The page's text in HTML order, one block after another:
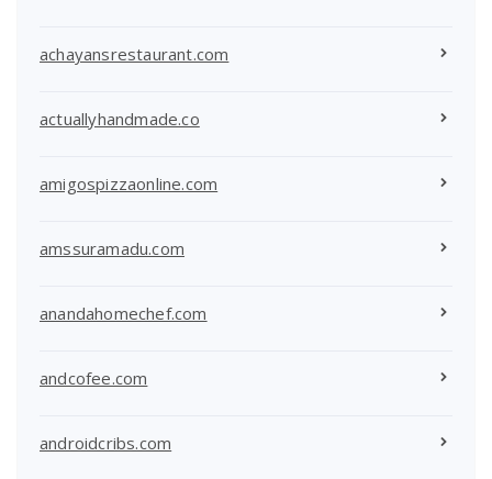
achayansrestaurant.com
actuallyhandmade.co
amigospizzaonline.com
amssuramadu.com
anandahomechef.com
andcofee.com
androidcribs.com